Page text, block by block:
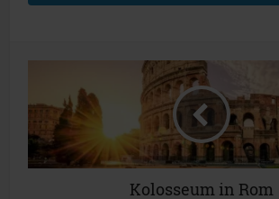
Kolosseum in Rom